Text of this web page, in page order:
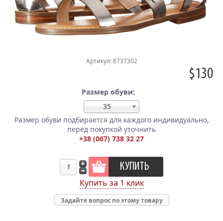
Артикул: 8737302
$130
Размер обуви:
35
Размер обуви подбирается для каждого индивидуально,
перед покупкой уточнить
+38 (067) 738 32 27
Купить за 1 клик
Задайте вопрос по этому товару